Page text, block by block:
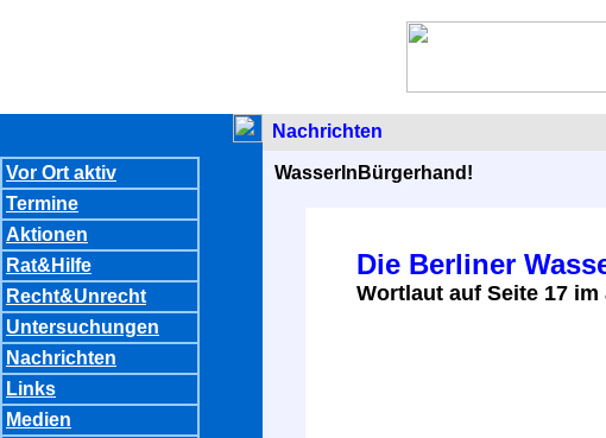
Vor Ort aktiv
Termine
Aktionen
Rat&Hilfe
Recht&Unrecht
Untersuchungen
Nachrichten
Links
Medien
Nachrichten
WasserInBürgerhand!
Die Berliner
Wortlaut auf Seite 17